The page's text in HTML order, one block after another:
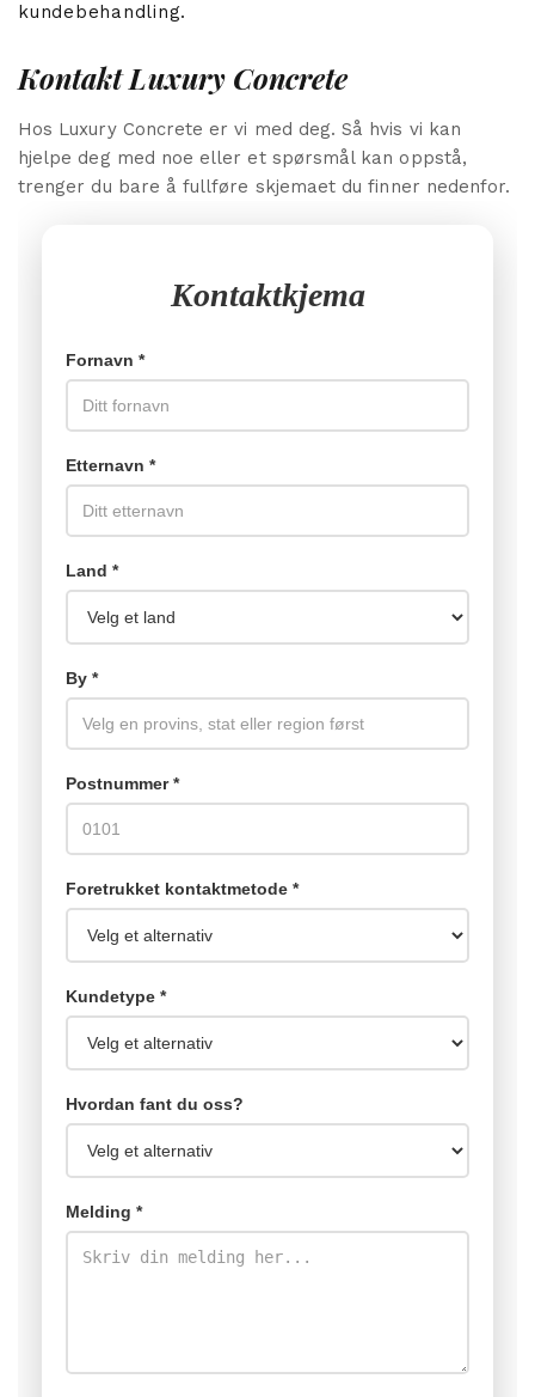
kundebehandling.
Kontakt Luxury Concrete
Hos Luxury Concrete er vi med deg. Så hvis vi kan
hjelpe deg med noe eller et spørsmål kan oppstå,
trenger du bare å fullføre skjemaet du finner nedenfor.